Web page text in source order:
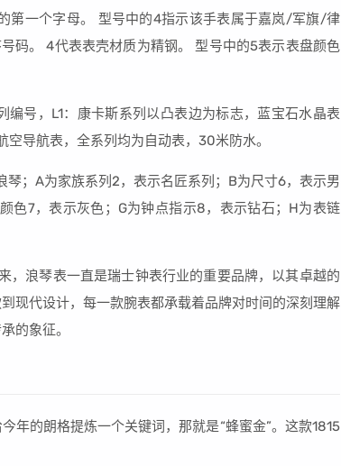
第一个字母。 型号中的4指示该手表属于嘉岚/军旗/律
码。 4代表表壳材质为精钢。 型号中的5表示表盘颜色
号，L1：康卡斯系列以凸表边为标志，蓝宝石水晶表
导航表，全系列均为自动表，30米防水。
；A为家族系列2，表示名匠系列；B为尺寸6，表示男
色7，表示灰色；G为钟点指示8，表示钻石；H为表链
，浪琴表一直是瑞士钟表行业的重要品牌，以其卓越的
现代设计，每一款腕表都承载着品牌对时间的深刻理解
的象征。
年的朗格提炼一个关键词，那就是“蜂蜜金”。这款1815